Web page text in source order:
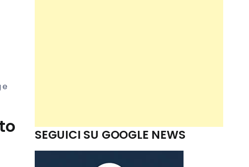
e
SEGUICI SU GOOGLE NEWS